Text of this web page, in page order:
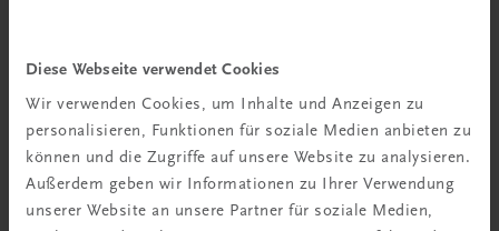
Diese Webseite verwendet Cookies
Wir verwenden Cookies, um Inhalte und Anzeigen zu
personalisieren, Funktionen für soziale Medien anbieten zu
können und die Zugriffe auf unsere Website zu analysieren.
Außerdem geben wir Informationen zu Ihrer Verwendung
unserer Website an unsere Partner für soziale Medien,